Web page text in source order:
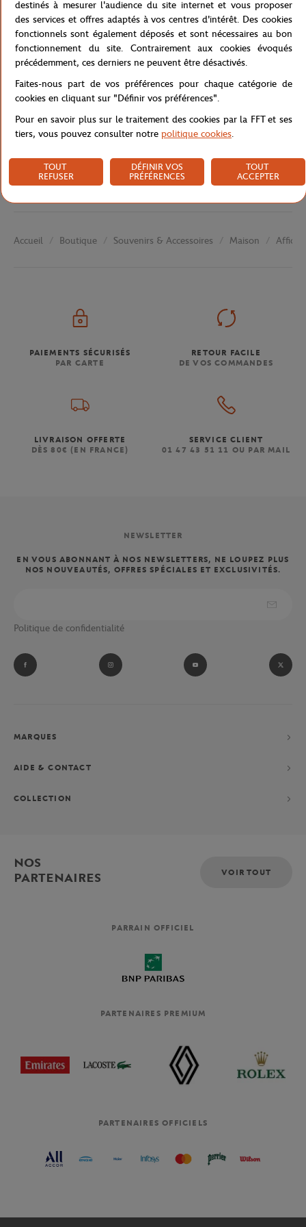
du geste tennistique.
Référence :FFT0038-A6V-TU
Caractéristiques
Accueil Boutique Souvenirs & Accessoires Maison
PAIEMENTS SÉCURISÉS
PAR CARTE
RETOUR FACILE
DE VOS COMMANDES
LIVRAISON OFFERTE
DÈS 80€ (EN FRANCE)
SERVICE CLIENT
01 47 43 51 11 OU PAR MAIL
NEWSLETTER
EN VOUS ABONNANT À NOS NEWSLETTERS, NE LOUPEZ PLUS
NOS NOUVEAUTÉS, OFFRES SPÉCIALES ET EXCLUSIVITÉS.
Politique de confidentialité
MARQUES
AIDE & CONTACT
COLLECTION
NOS
PARTENAIRES
VOIR TOUT
PARRAIN OFFICIEL
PARTENAIRES PREMIUM
PARTENAIRES OFFICIELS
destinés à mesurer l'audience du site internet et vous proposer
des services et offres adaptés à vos centres d'intérêt. Des cookies
fonctionnels sont également déposés et sont nécessaires au bon
fonctionnement du site. Contrairement aux cookies évoqués
précédemment, ces derniers ne peuvent être désactivés.
Faites-nous part de vos préférences pour chaque catégorie de
cookies en cliquant sur "Définir vos préférences".
Pour en savoir plus sur le traitement des cookies par la FFT et ses
tiers, vous pouvez consulter notre politique cookies.
TOUT
REFUSER
DÉFINIR VOS
PRÉFÉRENCES
TOUT
ACCEPTER